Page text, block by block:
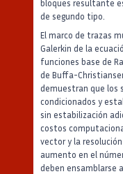
bloques resultante
de segundo tipo.
El marco de trazas
Galerkin de la
funciones base de
de Buffa-
demuestran que los
condicionados y
sin estabilización
costos
vector y la
aumento en el
deben ensamblarse